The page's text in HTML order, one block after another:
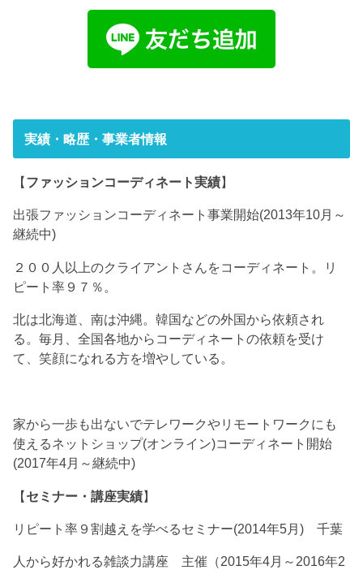
実績・略歴・事業者情報
【ファッションコーディネート実績】
出張ファッションコーディネート事業開始(2013年10月～
継続中)
２００人以上のクライアントさんをコーディネート。リ
ピート率９７％。
北は北海道、南は沖縄。韓国などの外国から依頼され
る。毎月、全国各地からコーディネートの依頼を受け
て、笑顔になれる方を増やしている。
家から一歩も出ないでテレワークやリモートワークにも
使えるネットショップ(オンライン)コーディネート開始
(2017年4月～継続中)
【セミナー・講座実績】
リピート率９割越えを学べるセミナー(2014年5月) 千葉
人から好かれる雑談力講座 主催（2015年4月～2016年2